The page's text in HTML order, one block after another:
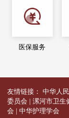
医保服务
友情链接： 中华人
委员会
漯河市卫生
会
中华护理学会